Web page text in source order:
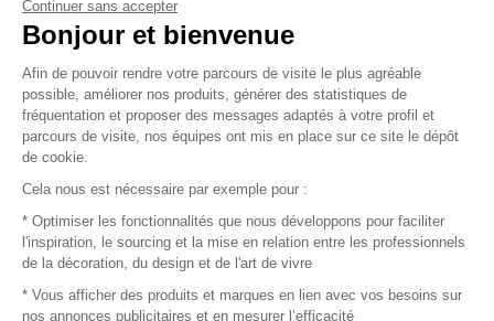
Vendez vos produits
Plan du site
© 2016 –Organisation SAFI
Recrutement
Continuer sans accepter
Bonjour et bienvenue
Afin de pouvoir rendre votre parcours de visite le plus agréable
possible, améliorer nos produits, générer des statistiques de
fréquentation et proposer des messages adaptés à votre profil et
parcours de visite, nos équipes ont mis en place sur ce site le dépôt
de cookie.
Cela nous est nécessaire par exemple pour :
* Optimiser les fonctionnalités que nous développons pour faciliter
l'inspiration, le sourcing et la mise en relation entre les professionnels
de la décoration, du design et de l'art de vivre
* Vous afficher des produits et marques en lien avec vos besoins sur
nos annonces publicitaires et en mesurer l’efficacité